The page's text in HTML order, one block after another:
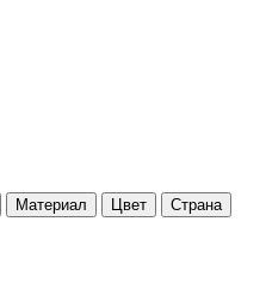
Материал Цвет Страна